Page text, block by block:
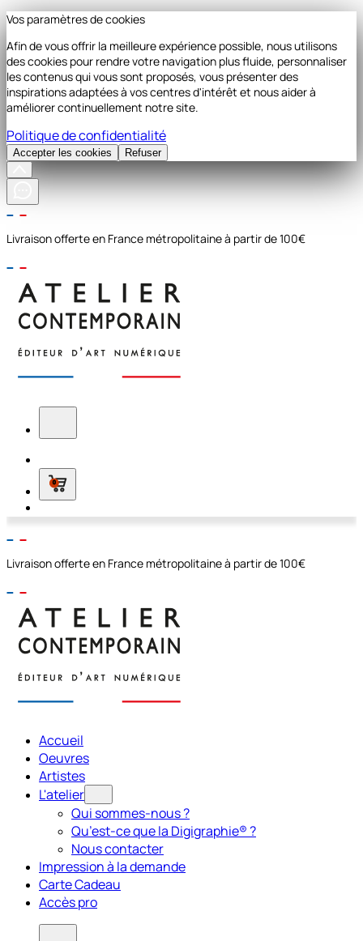
Vos paramètres de cookies
Afin de vous offrir la meilleure expérience possible, nous utilisons
des cookies pour rendre votre navigation plus fluide, personnaliser
les contenus qui vous sont proposés, vous présenter des
inspirations adaptées à vos centres d'intérêt et nous aider à
améliorer continuellement notre site.
Politique de confidentialité
Accepter les cookies Refuser
Livraison offerte en France métropolitaine à partir de 100€
0
Livraison offerte en France métropolitaine à partir de 100€
Accueil
Oeuvres
Artistes
L'atelier
Qui sommes-nous ?
Qu’est-ce que la Digigraphie® ?
Nous contacter
Impression à la demande
Carte Cadeau
Accès pro